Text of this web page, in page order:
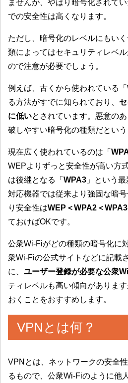
ませんが、やはり暗号化されて
での安全性は高くなります。
ただし、暗号化のレベルにもい
類によってはセキュリティレベ
ので注意が必要でしょう。
例えば、古くから使われている「
る方法がすでに知られており、
に低いとされています。悪意の
破しやすい暗号化の種類だという
現在広く使われているのは「
WEPよりずっと安全性が高い方
は後継となる「 WPA3 」という
対応機器では従来より強固な暗
り安全性はWEP＜WPA2＜WPA3
ておけばOKです。
公衆Wi-Fiがどの種類の暗号化に
衆Wi-Fiの公式サイトなどに記載
に、 ユーザー登録が必要な公衆
ティレベルも高い傾向がありま
おくことをおすすめします。
VPNとは何？
VPNとは、ネットワークの安全
るもので、公衆Wi-Fiのように他